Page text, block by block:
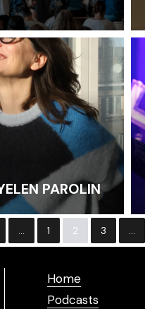
PAROLIN
... 1 2 3 ...
Home
Podcasts